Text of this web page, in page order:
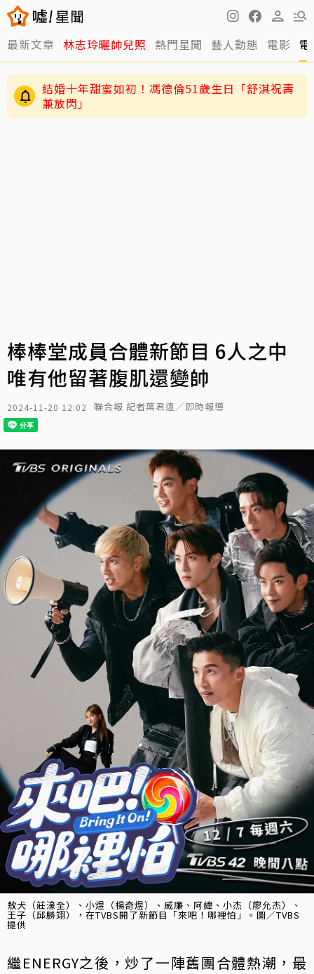
最新文章 林志玲曬帥兒照 熱門星聞 藝人動態 電影
結婚十年甜蜜如初！馮德倫51歲生日「舒淇祝壽
兼放閃」
棒棒堂成員合體新節目 6人之中
唯有他留著腹肌還變帥
2024-11-20 12:02 聯合報 記者葉君遠／即時報導
敖犬（莊濠全）、小煜（楊奇煜）、威廉、阿緯、小杰（廖允杰）、
王子（邱勝翊），在TVBS開了新節目「來吧！哪裡怕」。圖／TVBS
提供
繼ENERGY之後，炒了一陣舊團合體熱潮，最